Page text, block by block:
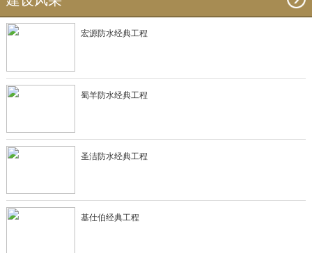
宏源防水经典工程
蜀羊防水经典工程
圣洁防水经典工程
基仕伯经典工程